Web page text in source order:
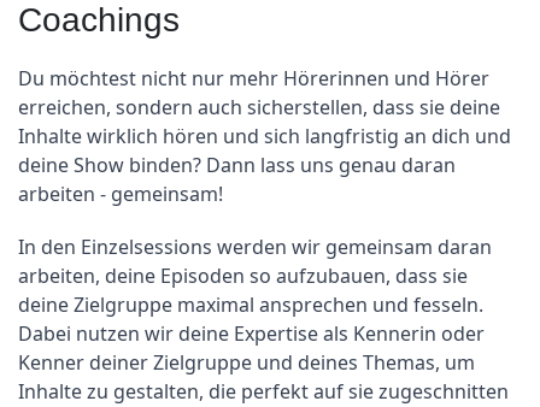
Coachings
Du möchtest nicht nur mehr Hörerinnen und Hörer
erreichen, sondern auch sicherstellen, dass sie deine
Inhalte wirklich hören und sich langfristig an dich und
deine Show binden? Dann lass uns genau daran
arbeiten - gemeinsam!
In den Einzelsessions werden wir gemeinsam daran
arbeiten, deine Episoden so aufzubauen, dass sie
deine Zielgruppe maximal ansprechen und fesseln.
Dabei nutzen wir deine Expertise als Kennerin oder
Kenner deiner Zielgruppe und deines Themas, um
Inhalte zu gestalten, die perfekt auf sie zugeschnitten